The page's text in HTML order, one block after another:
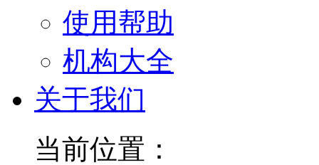
使用帮助
机构大全
关于我们
当前位置：